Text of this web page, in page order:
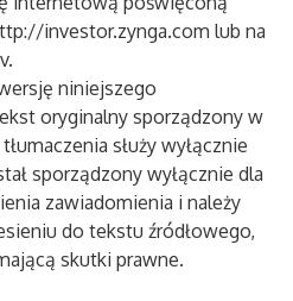
investor.zynga.com lub na
niniejszego
oryginalny sporządzony w
służy wyłącznie
sporządzony wyłącznie dla
zawiadomienia i należy
do tekstu źródłowego,
skutki prawne.